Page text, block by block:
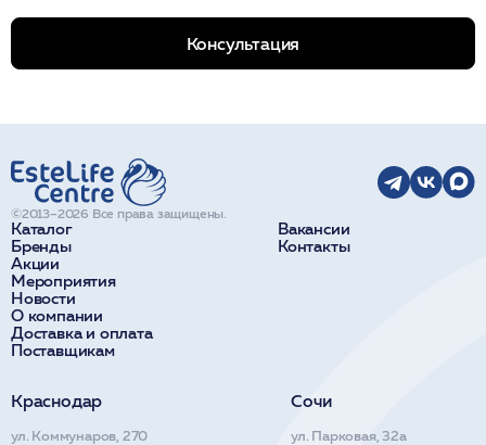
Консультация
Каталог
Бренды
Акции
Мероприятия
Новости
О компании
Доставка и оплата
Поставщикам
Вакансии
Контакты
©2013–2026 Все права защищены.
Краснодар
ул. Коммунаров, 270
Сочи
ул. Парковая, 32а